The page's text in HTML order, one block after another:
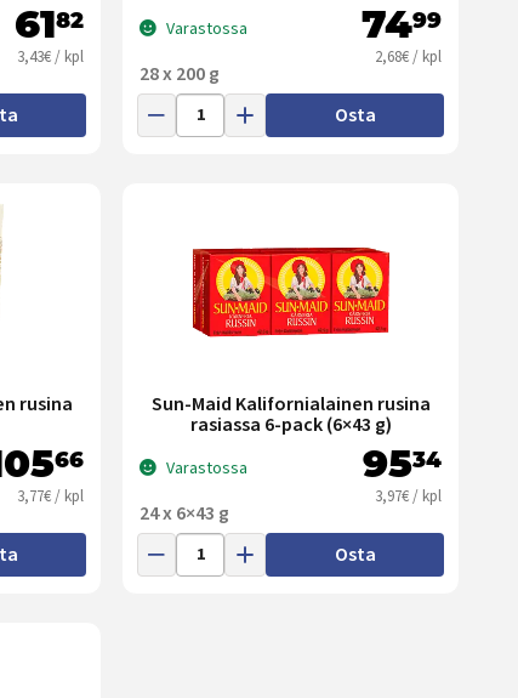
6182
3,43€ / kpl
Varastossa 7499
28 x 200 g
2,68€ / kpl
Osta
rusina
66
3,77€ / kpl
Sun-Maid Kalifornialainen rusina
rasiassa 6-pack (6×43 g)
Varastossa 9534
24 x 6×43 g
3,97€ / kpl
Osta